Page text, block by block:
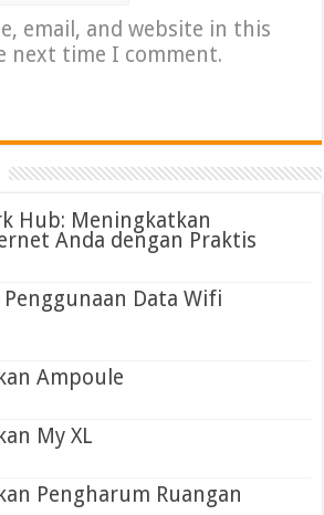
email, and website in this
next time I comment.
Hub: Meningkatkan
Anda dengan Praktis
Data Wifi
Ampoule
My XL
Pengharum Ruangan